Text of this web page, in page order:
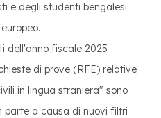
e degli studenti bengalesi
dell'anno fiscale 2025
di prove (RFE) relative
in lingua straniera" sono
parte a causa di nuovi filtri